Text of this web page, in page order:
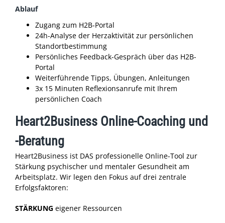
Ablauf
Zugang zum H2B-Portal
24h-Analyse der Herzaktivität zur persönlichen
Standortbestimmung
Persönliches Feedback-Gespräch über das H2B-
Portal
Weiterführende Tipps, Übungen, Anleitungen
3x 15 Minuten Reflexionsanrufe mit Ihrem
persönlichen Coach
Heart2Business Online-Coaching und
-Beratung
Heart2Business ist DAS professionelle Online-Tool zur
Stärkung psychischer und mentaler Gesundheit am
Arbeitsplatz. Wir legen den Fokus auf drei zentrale
Erfolgsfaktoren:
STÄRKUNG eigener Ressourcen